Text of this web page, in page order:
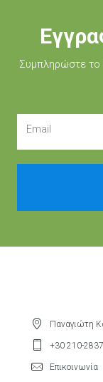
Συμπληρώστε τo
Email
Παναγιώτη
+30 210-
Επικοινωνία